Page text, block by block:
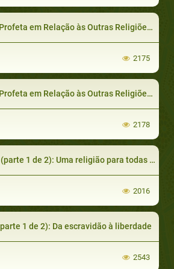
às Outras Religiões (parte 2 de 2): Autonomia Religiosa e Política
2175
às Outras Religiões (parte 1 de 2): Para Cada Um Sua Própria Religião
2178
2): Uma religião para todas as pessoas, em todos os lugares
2016
1 de 2): Da escravidão à liberdade
2543